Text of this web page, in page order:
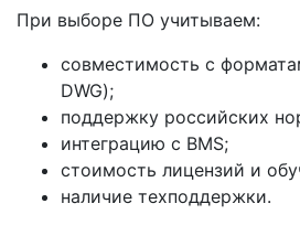
При выборе ПО учитываем:
совместимость с
DWG);
поддержку российских
интеграцию с BMS;
стоимость лицензий и
наличие техподдержки.